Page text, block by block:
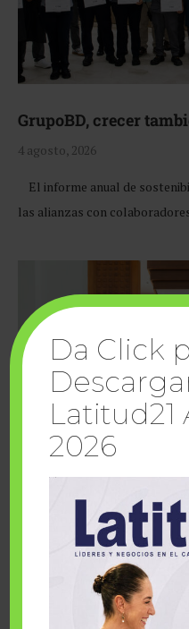
GrupoBD, crecer
4 agosto, 2026
El informe anual de
las alianzas con
Cuando la
sueños Fairmont
Da Click
Latitud21
2026